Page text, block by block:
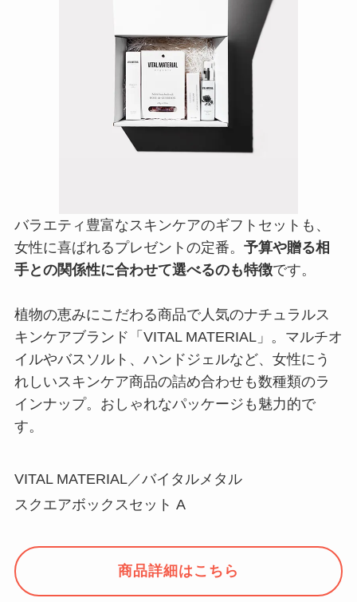
バラエティ豊富なスキンケアのギフトセットも、
女性に喜ばれるプレゼントの定番。 予算や贈る相
手との関係性に合わせて選べるのも特徴です。
植物の恵みにこだわる商品で人気のナチュラルス
キンケアブランド「VITAL MATERIAL」。マルチオ
イルやバスソルト、ハンドジェルなど、女性にう
れしいスキンケア商品の詰め合わせも数種類のラ
インナップ。おしゃれなパッケージも魅力的で
す。
VITAL MATERIAL／バイタルメタル
スクエアボックスセット A
商品詳細はこちら